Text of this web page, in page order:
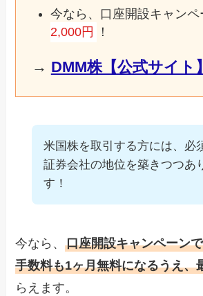
今なら、口座開設キャンペ
2,000円
！
→ DMM株【公式サイト】
米国株を取引する方には、必
証券会社の地位を築きつつあ
す！
今なら、口座開設キャンペーン
手数料も1ヶ月無料になるうえ、
らえます。